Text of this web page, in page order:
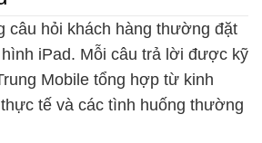
câu hỏi khách hàng thường đặt
iPad. Mỗi câu trả lời được kỹ
Mobile tổng hợp từ kinh
tế và các tình huống thường